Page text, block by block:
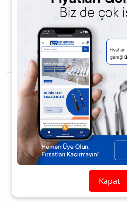
Ürün Açıklaması Ürün
Uygun Modeller : Mach-Lite XT M /
AB200L / AK200L / AS200L / Mach
Push Button Model Yüksek Kaliteli
paslanmaz özel çelikten üretilip
altında bir araya getirilir.
Kapat